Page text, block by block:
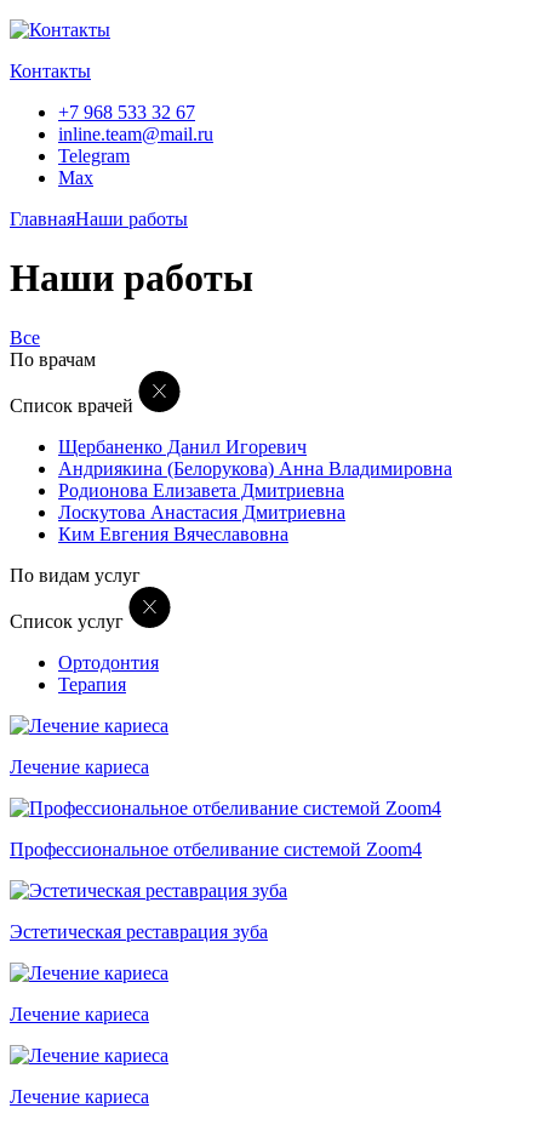
Контакты
+7 968 533 32 67
inline.team@mail.ru
Telegram
Max
ГлавнаяНаши работы
Наши работы
Все
По врачам
Список врачей
Щербаненко Данил Игоревич
Андриякина (Белорукова) Анна Владимировна
Родионова Елизавета Дмитриевна
Лоскутова Анастасия Дмитриевна
Ким Евгения Вячеславовна
По видам услуг
Список услуг
Ортодонтия
Терапия
Лечение кариеса
Профессиональное отбеливание системой Zoom4
Эстетическая реставрация зуба
Лечение кариеса
Лечение кариеса